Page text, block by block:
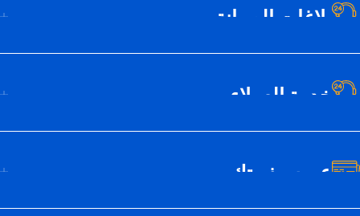
بلاغات الصيانة
خدمة العملاء
عن سيف تك